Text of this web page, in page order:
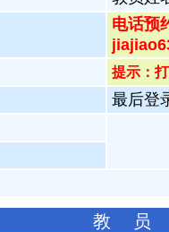
电话预
提示：
最后登
教 员